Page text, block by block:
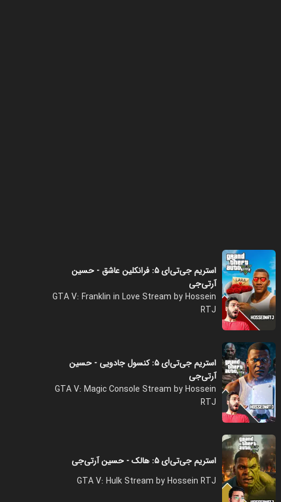
استریم جی‌تی‌ای ۵: فرانکلین عاشق - حسین
آرتی‌جی
GTA V: Franklin in Love Stream by Hossein
RTJ
استریم جی‌تی‌ای ۵: کنسول جادویی - حسین
آرتی‌جی
GTA V: Magic Console Stream by Hossein
RTJ
استریم جی‌تی‌ای ۵: هالک - حسین آرتی‌جی
GTA V: Hulk Stream by Hossein RTJ